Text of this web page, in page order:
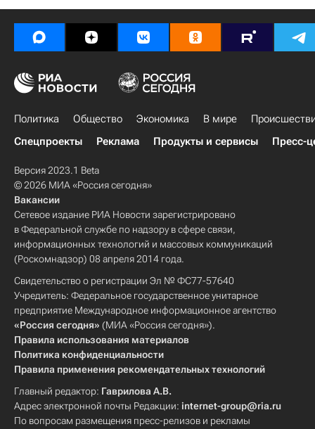
Политика Общество Экономика В мире
Спецпроекты
Реклама Продукты и сервисы Пресс-
Версия 2023.1 Beta
© 2026 МИА «Россия сегодня»
Вакансии
Сетевое издание РИА Новости зарегистрировано
в Федеральной службе по надзору в сфере связи,
информационных технологий и массовых коммуникаций
(Роскомнадзор) 08 апреля 2014 года.
Свидетельство о регистрации Эл № ФС77-57640
Учредитель: Федеральное государственное унитарное
предприятие Международное информационное агентство
«Россия сегодня» (МИА «Россия сегодня»).
Правила использования материалов
Политика конфиденциальности
Правила применения рекомендательных технологий
Главный редактор: Гаврилова А.В.
Адрес электронной почты Редакции: internet-group@ria.ru
По вопросам размещения пресс-релизов и рекламы